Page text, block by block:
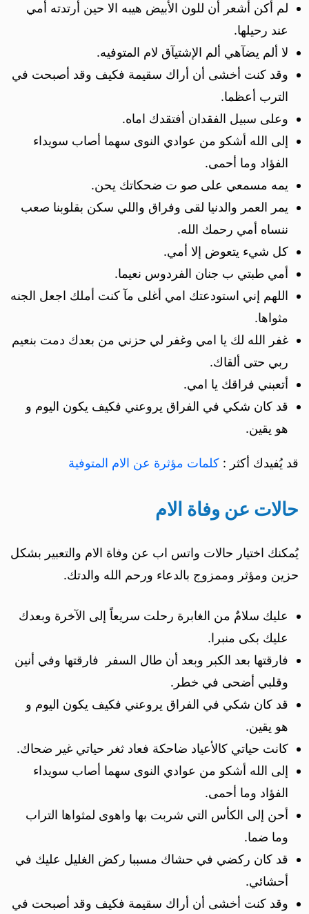
لم أكن أشعر أن للون اﻷبيض هيبه اﻻ حين أرتدته أمي
عند رحيلها.
لا ألم يضآهي ألم الإشتيآق لام المتوفيه.
وقد كنت أخشى أن أراك سقيمة فكيف وقد أصبحت في
الترب أعظما.
وعلى سبيل الفقدان أفتقدك اماه.
إلى الله أشكو من عوادي النوى سهما أصاب سويداء
الفؤاد وما أحمى.
يمه مسمعي على صو ت ضحكاتك يحن.
يمر العمر والدنيا لقى وفراق واللي سكن بقلوبنا صعب
ننساه أمي رحمك الله.
كل شيء يتعوض إلا أمي.
أمي طبتي ب جنان الفردوس نعيما.
اللهم إني استودعتك امي أغلى مآ كنت أملك اجعل الجنه
مثواها.
غفر الله لك يا امي وغفر لي حزني من بعدك دمت بنعيم
ربي حتى ألقاك.
أتعبني فراقك يا امي.
قد كان شكي في الفراق يروعني فكيف يكون اليوم و
هو يقين.
قد يُفيدك أكثر : كلمات مؤثرة عن الام المتوفية
حالات عن وفاة الام
يُمكنك اختيار حالات واتس اب عن وفاة الام والتعبير بشكل
حزين ومؤثر وممزوج بالدعاء ورحم الله والدتك.
عليك سلامٌ من الغابرة رحلت سريعاً إلى الآخرة وبعدك
عليك بكى منبرا.
فارقتها بعد الكبر وبعد أن طال السفر فارقتها وفي أنين
وقلبي أضحى في خطر.
قد كان شكي في الفراق يروعني فكيف يكون اليوم و
هو يقين.
كانت حياتي كالأعياد ضاحكة فعاد ثغر حياتي غير ضحاك.
إلى الله أشكو من عوادي النوى سهما أصاب سويداء
الفؤاد وما أحمى.
أحن إلى الكأس التي شربت بها واهوى لمثواها التراب
وما ضما.
قد كان ركضي في حشاك مسببا ركض الغليل عليك في
أحشائي.
وقد كنت أخشى أن أراك سقيمة فكيف وقد أصبحت في